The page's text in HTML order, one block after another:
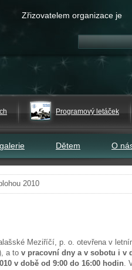
Zřizovatelem organizace je
Programový letáček
Dětem O
2010
Meziříčí, p. o. otevřena v
a to v pracovní dny a v sobotu i v
v době od 9:00 do 16:00 hodin.